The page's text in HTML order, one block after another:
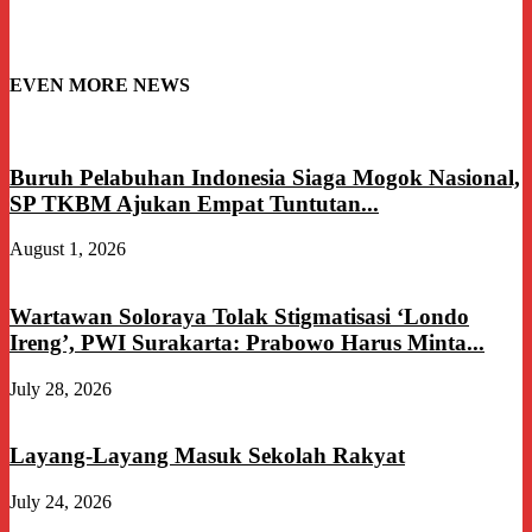
EVEN MORE NEWS
Buruh Pelabuhan Indonesia Siaga Mogok Nasional,
SP TKBM Ajukan Empat Tuntutan...
August 1, 2026
Wartawan Soloraya Tolak Stigmatisasi ‘Londo
Ireng’, PWI Surakarta: Prabowo Harus Minta...
July 28, 2026
Layang-Layang Masuk Sekolah Rakyat
July 24, 2026